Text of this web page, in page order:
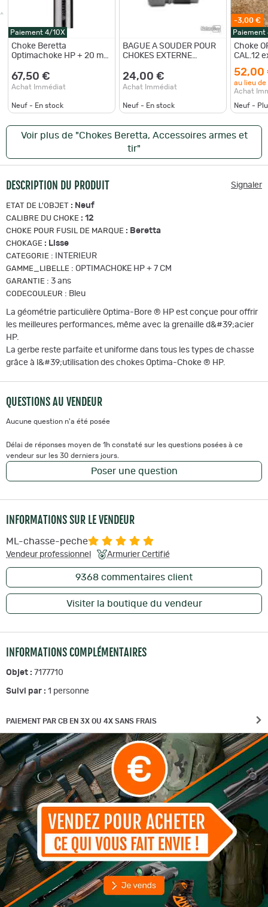
Paiement 4/10X
Choke Beretta
Optimachoke HP + 20 mm
67,50 €
Achat Immédiat
Neuf - En stock
BAGUE A SOUDER POUR
CHOKES EXTERNE
24,00 €
Achat Immédiat
Neuf - En stock
-3,00 €
Paiement
Choke
CAL.12 extended +2 en
52,00
au lieu de
Achat
Neuf -
Voir plus de "Chokes Beretta, Accessoires armes et
tir"
DESCRIPTION DU PRODUIT Signaler
ETAT DE L'OBJET : Neuf
CALIBRE DU CHOKE : 12
CHOKE POUR FUSIL DE MARQUE : Beretta
CHOKAGE : Lisse
CATEGORIE : INTERIEUR
GAMME_LIBELLE : OPTIMACHOKE HP + 7 CM
GARANTIE : 3 ans
CODECOULEUR : Bleu
La géométrie particulière Optima-Bore ® HP est conçue pour offrir
les meilleures performances, même avec la grenaille d&#39;acier
HP.
La gerbe reste parfaite et uniforme dans tous les types de chasse
grâce à l&#39;utilisation des chokes Optima-Choke ® HP.
QUESTIONS AU VENDEUR
Aucune question n'a été posée
Délai de réponses moyen de 1h constaté sur les questions posées à ce
vendeur sur les 30 derniers jours.
Poser une question
INFORMATIONS SUR LE VENDEUR
ML-chasse-peche
Vendeur professionnel Armurier Certifié
9368 commentaires client
Visiter la boutique du vendeur
INFORMATIONS COMPLÉMENTAIRES
Objet : 7177710
Suivi par : 1 personne
PAIEMENT PAR CB EN 3X OU 4X SANS FRAIS